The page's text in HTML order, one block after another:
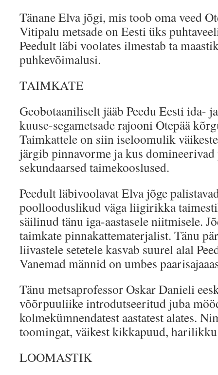
Tänane Elva jõgi, mis toob oma veed
Vitipalu metsade on Eesti üks
Peedult läbi voolates ilmestab ta
puhkevõimalusi.
TAIMKATE
Geobotaaniliselt jääb Peedu Eesti ida-
kuuse-segametsade rajooni Otepää
Taimkattele on siin iseloomulik
järgib pinnavorme ja kus domineerivad
sekundaarsed taimekooslused.
Peedult läbivoolavat Elva jõge
poollooduslikud väga liigirikka
säilinud tänu iga-aastasele niitmisele.
taimkate pinnakattematerjalist. Tänu
liivastele setetele kasvab suurel alal
Vanemad männid on umbes
Tänu metsaprofessor Oskar Danieli
võõrpuuliike introdutseeritud juba
kolmekümnendatest aastatest alates.
toomingat, väikest kikkapuud,
LOOMASTIK